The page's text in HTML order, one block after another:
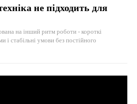
не підходить для
на інший ритм роботи - короткі
і стабільні умови без постійного